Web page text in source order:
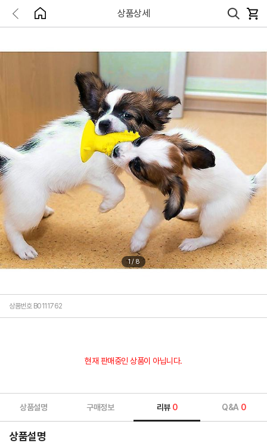
상품상세
1/ 8
상품번호 B0111762
현재 판매중인 상품이 아닙니다.
상품설명 구매정보 리뷰 0 Q&A 0
상품설명